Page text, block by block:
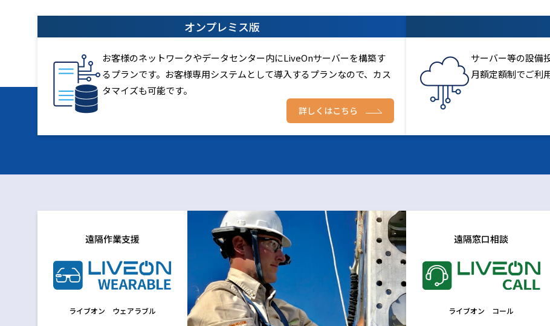
オンプレミス版
お客様のネットワークやデータセンター内にLiveOnサーバーを構築す
るプランです。お客様専用システムとして導入するプランなので、カス
タマイズも可能です。
詳しくはこちら
サーバー等の設備
月額定額制でご利
遠隔作業支援
ライブオン ウェアラブル
遠隔窓口相談
ライブオン コール